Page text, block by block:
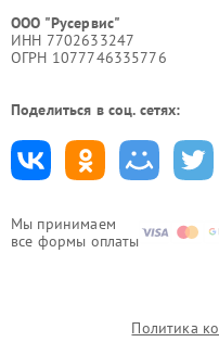
Мы принимаем
все формы оплаты
ООО "Русервис"
ИНН 7702633247
ОГРН 1077746335776
Поделиться в соц. сетях:
Политика